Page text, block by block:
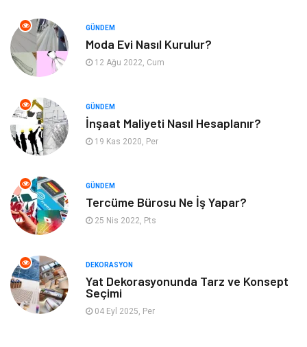
Güzellik & Bakım Tatil
Aksesuar Eğitim Kurumları
Hizmet
Mobilya
İnternet
Nakliyat
Hediyelik Eşya
GÜNDEM
Moda Evi Nasıl Kurulur?
12 Ağu 2022, Cum
GÜNDEM
İnşaat Maliyeti Nasıl Hesaplanır?
19 Kas 2020, Per
GÜNDEM
Tercüme Bürosu Ne İş Yapar?
25 Nis 2022, Pts
DEKORASYON
Yat Dekorasyonunda Tarz ve Konsept
Seçimi
04 Eyl 2025, Per